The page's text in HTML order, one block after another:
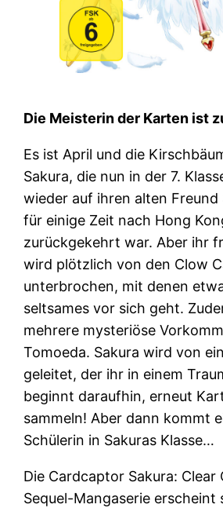
Die Meisterin der Karten ist
Es ist April und die
Sakura, die nun in der 7.
wieder auf ihren alten Freund
für einige Zeit nach Hong
zurückgekehrt war. Aber ihr
wird plötzlich von den Clow
unterbrochen, mit denen
seltsames vor sich geht.
mehrere mysteriöse
Tomoeda. Sakura wird von
geleitet, der ihr in einem
beginnt daraufhin, erneut
sammeln! Aber dann kommt
Schülerin in Sakuras Klasse…
Die Cardcaptor Sakura: Clear
Sequel-Mangaserie erscheint